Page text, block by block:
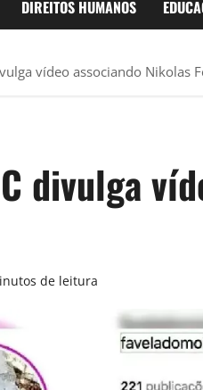
DIREITOS HUMANOS
vídeo associando Nikolas
divulga
de leitura